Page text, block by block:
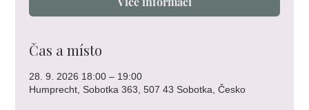
Čas a místo
28. 9. 2026 18:00 – 19:00
Humprecht, Sobotka 363, 507 43 Sobotka, Česko